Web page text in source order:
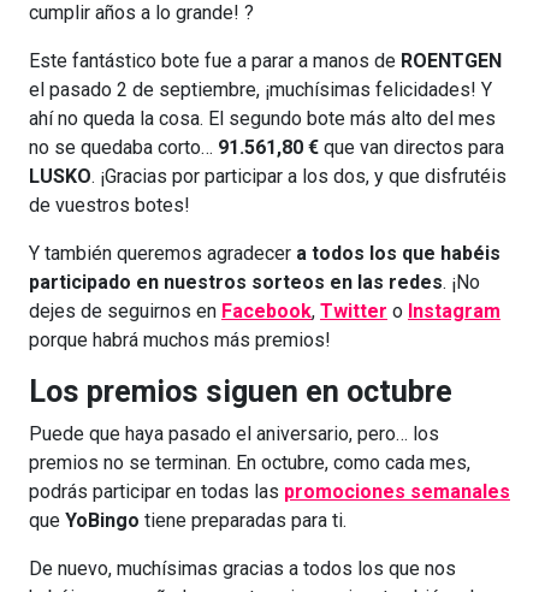
cumplir años a lo grande! ?
Este fantástico bote fue a parar a manos de ROENTGEN
el pasado 2 de septiembre, ¡muchísimas felicidades! Y
ahí no queda la cosa. El segundo bote más alto del mes
no se quedaba corto… 91.561,80 € que van directos para
LUSKO. ¡Gracias por participar a los dos, y que disfrutéis
de vuestros botes!
Y también queremos agradecer a todos los que habéis
participado en nuestros sorteos en las redes. ¡No
dejes de seguirnos en Facebook, Twitter o Instagram
porque habrá muchos más premios!
Los premios siguen en octubre
Puede que haya pasado el aniversario, pero… los
premios no se terminan. En octubre, como cada mes,
podrás participar en todas las promociones semanales
que YoBingo tiene preparadas para ti.
De nuevo, muchísimas gracias a todos los que nos